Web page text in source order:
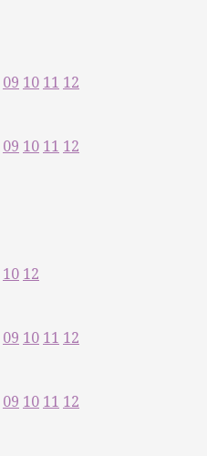
09 10 11 12
09 10 11 12
10 12
09 10 11 12
09 10 11 12